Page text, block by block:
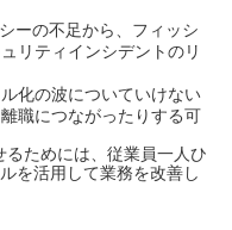
ーの不足から、フィッシ
リティインシデントのリ
化の波についていけない
職につながったりする可
ためには、従業員一人ひ
を活用して業務を改善し